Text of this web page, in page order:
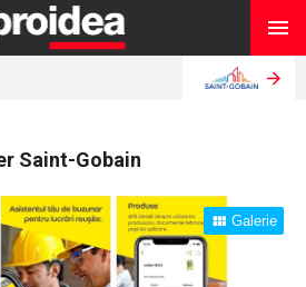
Saint-Gobain
Galerie